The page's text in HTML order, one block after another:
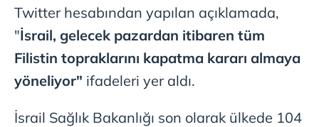
Çerezlere ilişkin tercihlerinizi aşağıda yer alan panel
vasıtasıyla belirleyebilirsiniz. Çerezlere ilişkin detaylı bilgi
için Ayarlar butonuna tıklayabilir,Çerez Bilgilendirme
Metnimiziziyaret edebilirsiniz.
6698 sayılı Kişisel Verilerin Korunması Kanunu uyarınca
Twitter hesabından yapılan açıklamada,
"İsrail, gelecek pazardan itibaren tüm
Filistin topraklarını kapatma kararı almaya
yöneliyor" ifadeleri yer aldı.
İsrail Sağlık Bakanlığı son olarak ülkede 104